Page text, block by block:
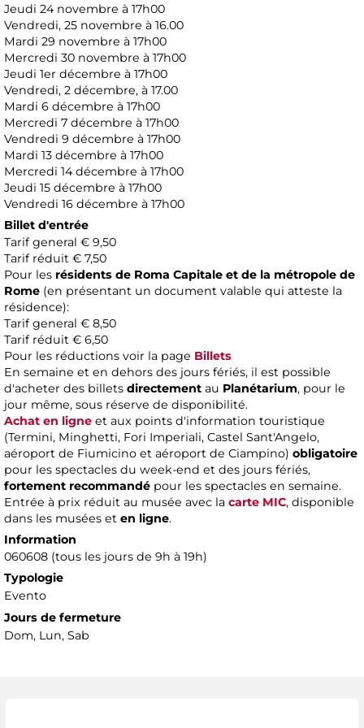
Jeudi 24 novembre à 17h00
Vendredi, 25 novembre à 16.00
Mardi 29 novembre à 17h00
Mercredi 30 novembre à 17h00
Jeudi 1er décembre à 17h00
Vendredi, 2 décembre, à 17.00
Mardi 6 décembre à 17h00
Mercredi 7 décembre à 17h00
Vendredi 9 décembre à 17h00
Mardi 13 décembre à 17h00
Mercredi 14 décembre à 17h00
Jeudi 15 décembre à 17h00
Vendredi 16 décembre à 17h00
Billet d'entrée
Tarif general € 9,50
Tarif réduit € 7,50
Pour les résidents de Roma Capitale et de la métropole de
Rome (en présentant un document valable qui atteste la
résidence):
Tarif general € 8,50
Tarif réduit € 6,50
Pour les réductions voir la page Billets
En semaine et en dehors des jours fériés, il est possible
d'acheter des billets directement au Planétarium, pour le
jour même, sous réserve de disponibilité.
Achat en ligne et aux points d'information touristique
(Termini, Minghetti, Fori Imperiali, Castel Sant'Angelo,
aéroport de Fiumicino et aéroport de Ciampino) obligatoire
pour les spectacles du week-end et des jours fériés,
fortement recommandé pour les spectacles en semaine.
Entrée à prix réduit au musée avec la carte MIC, disponible
dans les musées et en ligne.
Information
060608 (tous les jours de 9h à 19h)
Typologie
Evento
Jours de fermeture
Dom, Lun, Sab